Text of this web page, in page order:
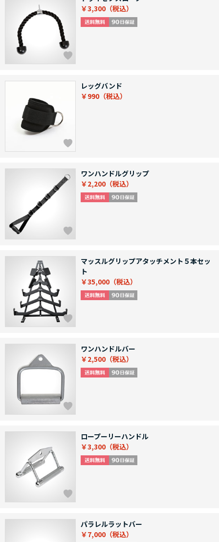
￥3,300
レッグバンド
￥990
ワンハンドルグリップ
￥2,200
マッスルグリップアタッチメント５本セッ
ト
￥35,000
ワンハンドルバー
￥2,500
ロープーリーハンドル
￥3,300
パラレルラットバー
￥7,000